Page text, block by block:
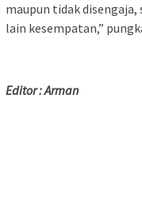
maupun tidak
lain kesempatan,”
Editor : Arman